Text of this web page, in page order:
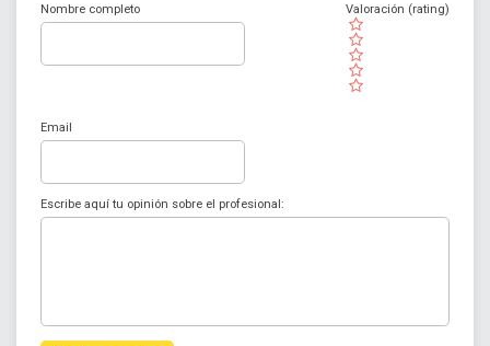
Nombre completo
( )
( )
( )
( )
( )
Valoración (rating)
Email
Escribe aquí tu opinión sobre el profesional: